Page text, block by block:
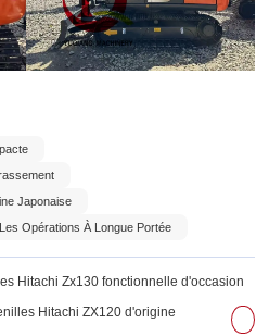
Japonaise
Opérations À Longue Portée
Hitachi Zx130 fonctionnelle d'occasion
Hitachi ZX120 d'origine